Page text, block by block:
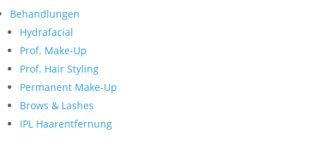
Behandlungen
Hydrafacial
Prof. Make-Up
Prof. Hair Styling
Permanent Make-Up
Brows & Lashes
IPL Haarentfernung
nach:
Neueste Kommentare
Archiv
Kategorien
Keine Kategorien
Meta
Anmelden
Feed der Einträge